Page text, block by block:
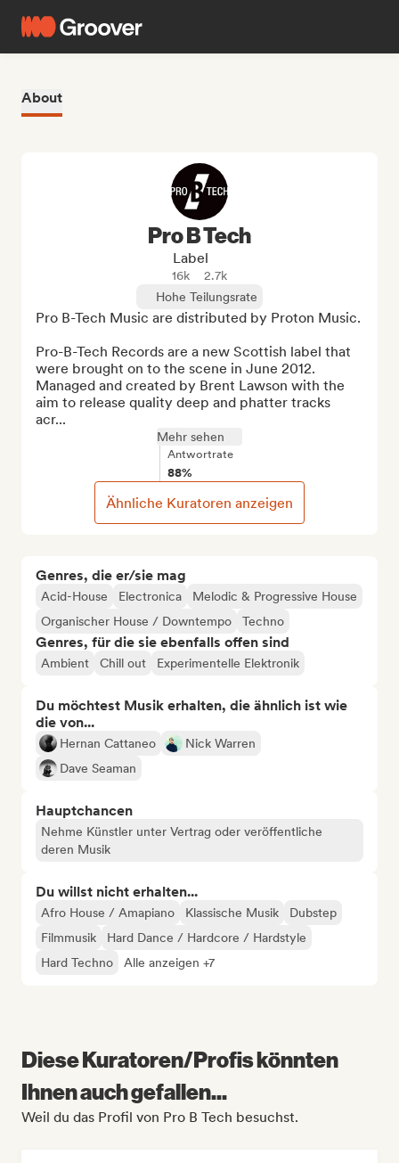
About
Genres, die er/sie mag
Acid-House Electronica
Melodic & Progressive House
Organischer House / Downtempo
Techno
Genres, für die sie ebenfalls offen sind
Ambient Chill out Experimentelle Elektronik
Du möchtest Musik erhalten, die ähnlich ist wie
die von...
Hernan Cattaneo
Nick Warren
Dave Seaman
Hauptchancen
Nehme Künstler unter Vertrag oder veröffentliche
deren Musik
Du willst nicht erhalten...
Afro House / Amapiano Klassische Musik
Dubstep
Filmmusik
Hard Dance / Hardcore / Hardstyle
Hard Techno
Alle anzeigen +7
Pro B Tech
Label
16k
2.7k
Hohe Teilungsrate
Pro B-Tech Music are distributed by Proton Music.
Pro-B-Tech Records are a new Scottish label that
were brought on to the scene in June 2012.
Managed and created by Brent Lawson with the
aim to release quality deep and phatter tracks
acr...
Mehr sehen
Antwortrate
88%
Ähnliche Kuratoren anzeigen
Diese Kuratoren/Profis könnten
Ihnen auch gefallen...
Weil du das Profil von Pro B Tech besuchst.